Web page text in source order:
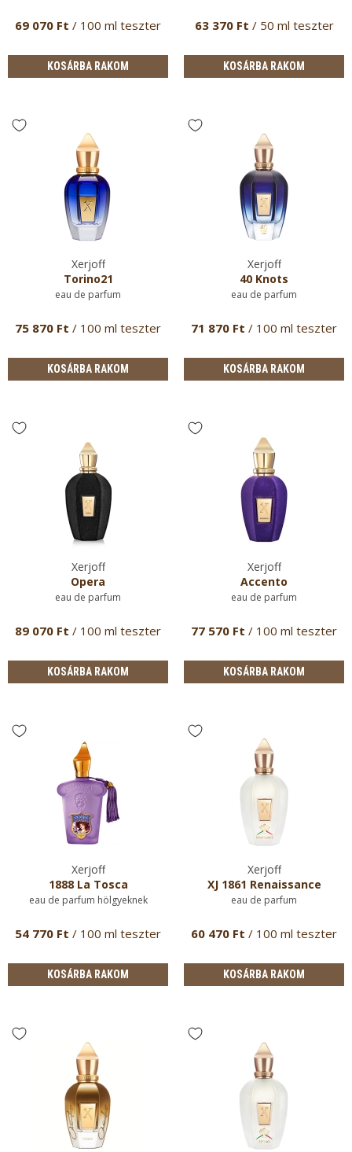
69 070 Ft / 100 ml teszter
KOSÁRBA RAKOM
63 370 Ft / 50 ml teszter
KOSÁRBA RAKOM
Xerjoff
Torino21
eau de parfum
75 870 Ft / 100 ml teszter
KOSÁRBA RAKOM
Xerjoff
40 Knots
eau de parfum
71 870 Ft / 100 ml teszter
KOSÁRBA RAKOM
Xerjoff
Opera
eau de parfum
89 070 Ft / 100 ml teszter
KOSÁRBA RAKOM
Xerjoff
Accento
eau de parfum
77 570 Ft / 100 ml teszter
KOSÁRBA RAKOM
Xerjoff
1888 La Tosca
eau de parfum hölgyeknek
54 770 Ft / 100 ml teszter
KOSÁRBA RAKOM
Xerjoff
XJ 1861 Renaissance
eau de parfum
60 470 Ft / 100 ml teszter
KOSÁRBA RAKOM